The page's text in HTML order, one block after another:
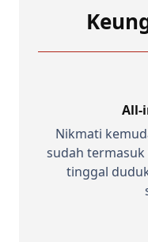
All-
Nikmati
sudah termasuk
tinggal